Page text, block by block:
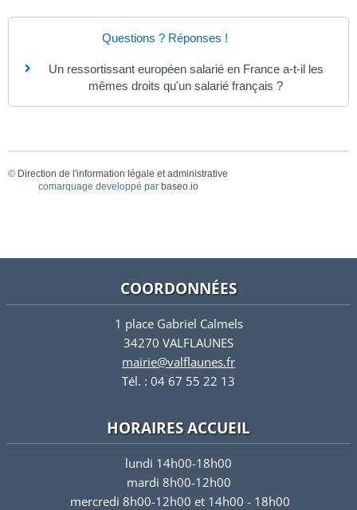
Questions ? Réponses !
Un ressortissant européen salarié en France a-t-il les
mêmes droits qu'un salarié français ?
© Direction de l'information légale et administrative
comarquage developpé par baseo.io
COORDONNÉES
1 place Gabriel Calmels
34270 VALFLAUNES
mairie@valflaunes.fr
Tél. : 04 67 55 22 13
HORAIRES ACCUEIL
lundi 14h00-18h00
mardi 8h00-12h00
mercredi 8h00-12h00 et 14h00 - 18h00